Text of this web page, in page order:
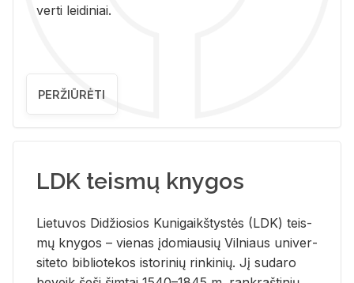
ver­ti lei­di­niai.
PERŽIŪRĖTI
LDK teismų knygos
Lie­tu­vos Di­džio­sios Ku­ni­gaikš­tys­tės (LDK) teis­
mų kny­gos – vie­nas įdo­miau­sių Vil­niaus uni­ver­
si­te­to bi­b­lio­te­kos is­to­ri­nių rin­ki­nių. Jį su­da­ro